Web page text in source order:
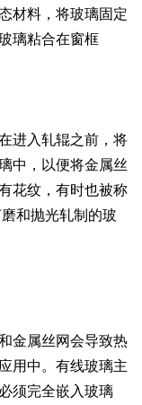
材料，将玻璃固定
璃粘合在窗框
进入轧辊之前，将
中，以便将金属丝
花纹，有时也被称
和抛光轧制的玻
金属丝网会导致热
用中。有线玻璃主
须完全嵌入玻璃